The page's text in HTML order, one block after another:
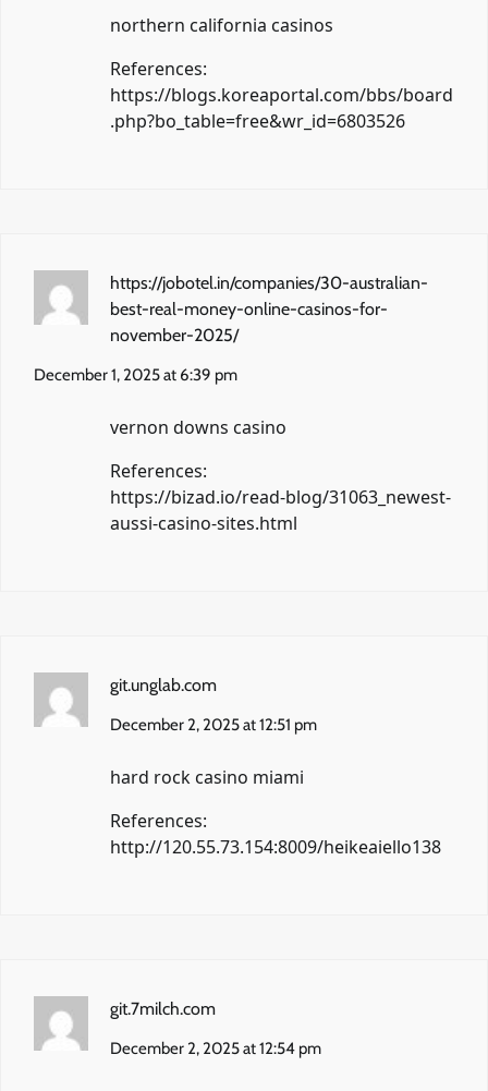
northern california casinos
References:
https://blogs.koreaportal.com/bbs/board
.php?bo_table=free&wr_id=6803526
https://jobotel.in/companies/30-australian-
best-real-money-online-casinos-for-
november-2025/
December 1, 2025 at 6:39 pm
vernon downs casino
References:
https://bizad.io/read-blog/31063_newest-
aussi-casino-sites.html
git.unglab.com
December 2, 2025 at 12:51 pm
hard rock casino miami
References:
http://120.55.73.154:8009/heikeaiello138
git.7milch.com
December 2, 2025 at 12:54 pm